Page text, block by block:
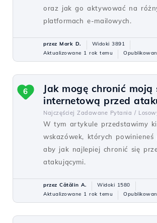
oraz jak go aktywować na
platformach e-mailowych.
przez Mark D.
Widoki 3891
Aktualizowane 1 rok temu
Jak mogę chronić moją
internetową przed
Najczęściej Zadawane Pytania /
W tym artykule przedstawimy
wskazówek, których powinieneś
aby jak najlepiej chronić się
atakującymi.
6
przez Cătălin A.
Widoki 1580
Aktualizowane 1 rok temu